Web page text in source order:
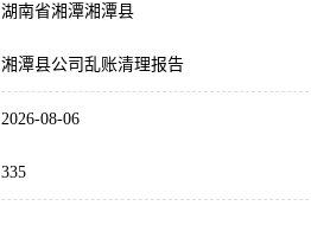
湖南省湘潭湘潭县
湘潭县公司乱账清理报告
2026-08-06
335